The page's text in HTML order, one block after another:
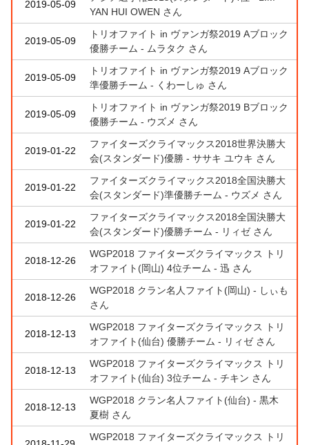
2019-05-09
YAN HUI OWEN さん
2019-05-09
トリオファイト in ヴァンガ祭2019 Aブロック
優勝チーム - ムラタク さん
2019-05-09
トリオファイト in ヴァンガ祭2019 Aブロック
準優勝チーム - くわーしゅ さん
2019-05-09
トリオファイト in ヴァンガ祭2019 Bブロック
優勝チーム - ウズメ さん
2019-01-22
ファイターズクライマックス2018世界決勝大
会(スタンダード)優勝 - ササキ ユウキ さん
2019-01-22
ファイターズクライマックス2018全国決勝大
会(スタンダード)準優勝チーム - ウズメ さん
2019-01-22
ファイターズクライマックス2018全国決勝大
会(スタンダード)優勝チーム - リィゼ さん
2018-12-26
WGP2018 ファイターズクライマックス トリ
オファイト(岡山) 4位チーム - 迅 さん
2018-12-26
WGP2018 クラン名人ファイト(岡山) - しぃも
さん
2018-12-13
WGP2018 ファイターズクライマックス トリ
オファイト(仙台) 優勝チーム - リィゼ さん
2018-12-13
WGP2018 ファイターズクライマックス トリ
オファイト(仙台) 3位チーム - チキン さん
2018-12-13
WGP2018 クラン名人ファイト(仙台) - 黒木
夏樹 さん
WGP2018 ファイターズクライマックス トリ